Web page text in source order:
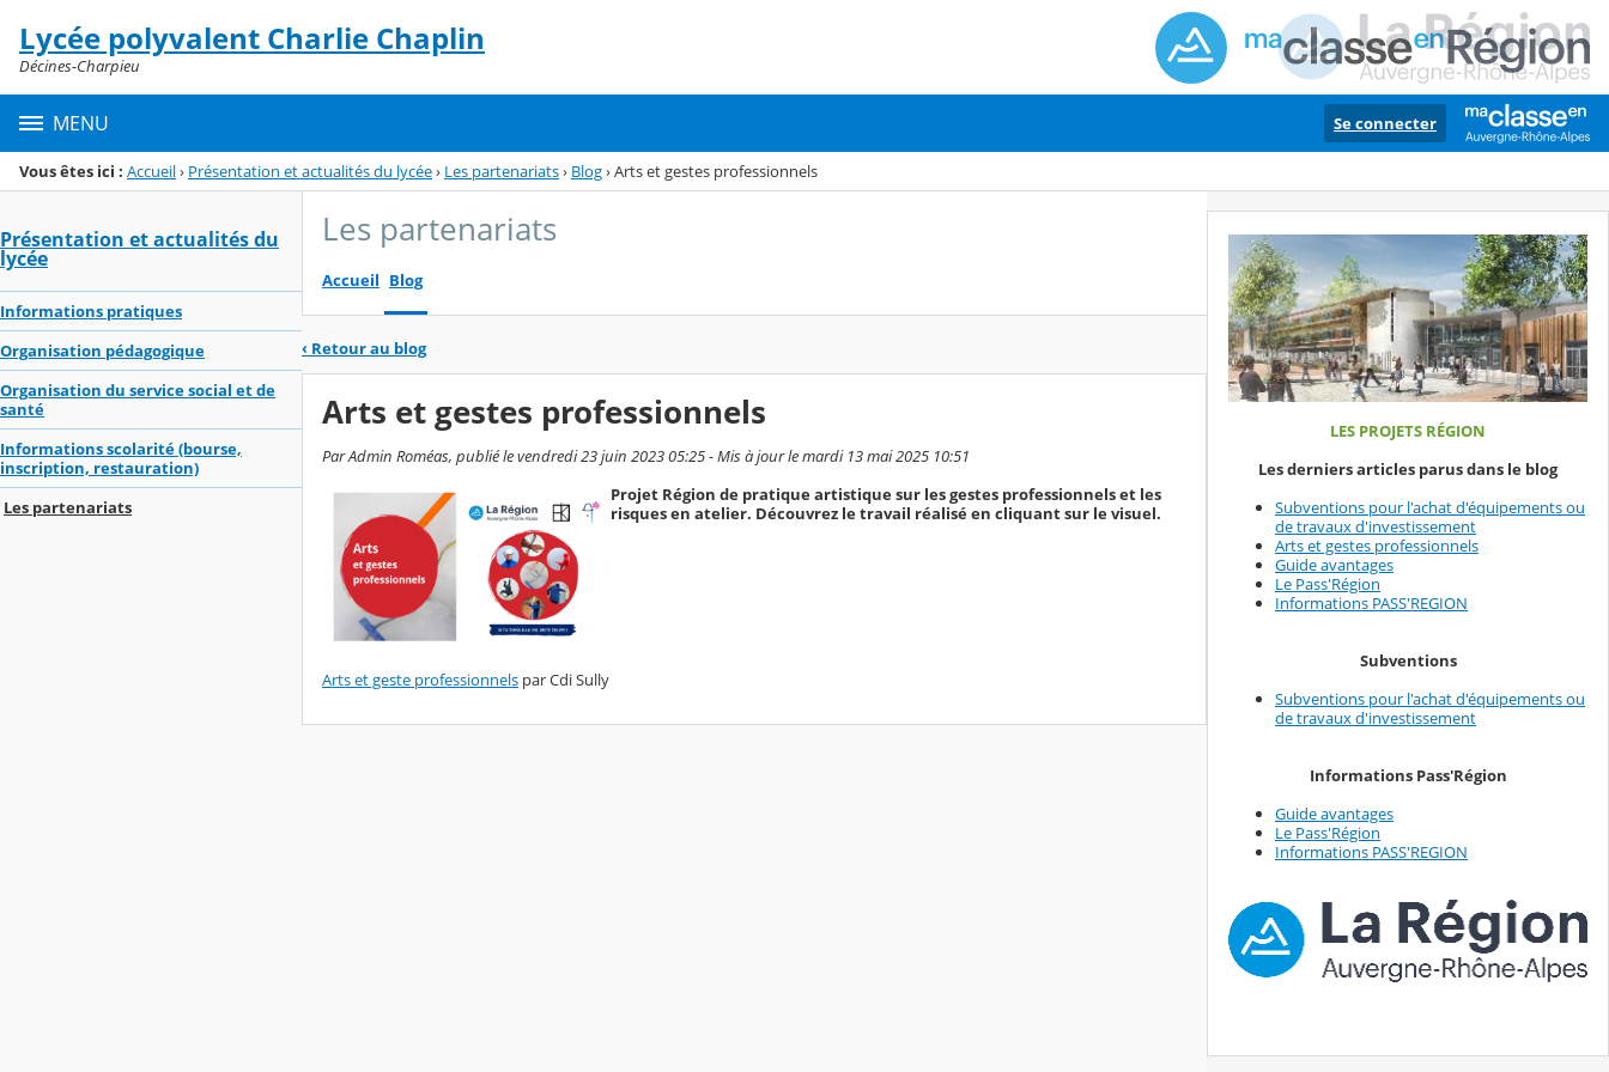
Menu de la rubrique
Contenu
Lycée polyvalent Charlie Chaplin
Décines-Charpieu
MENU Se connecter
Vous êtes ici : Accueil› Présentation et actualités du lycée› Les partenariats› Blog›Arts et gestes professionnels
Présentation et actualités du
lycée
Informations pratiques
Organisation pédagogique
Organisation du service social et de
santé
Informations scolarité (bourse,
inscription, restauration)
Les partenariats
Les partenariats
Accueil Blog
‹ Retour au blog
Arts et gestes professionnels
Par Admin Roméas, publié le vendredi 23 juin 2023 05:25 - Mis à jour le mardi 13 mai 2025 10:51
Projet Région de pratique artistique sur les gestes professionnels et les
risques en atelier. Découvrez le travail réalisé en cliquant sur le visuel.
Arts et geste professionnels par Cdi Sully
LES PROJETS RÉGION
Les derniers articles parus dans le blog
Subventions pour l'achat d'équipements ou
de travaux d'investissement
Arts et gestes professionnels
Guide avantages
Le Pass'Région
Informations PASS'REGION
Subventions
Subventions pour l'achat d'équipements ou
de travaux d'investissement
Informations Pass'Région
Guide avantages
Le Pass'Région
Informations PASS'REGION